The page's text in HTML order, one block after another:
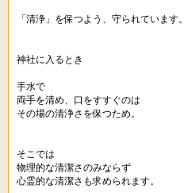
「清浄」を保つよう、守られています。
神社に入るとき
手水で
両手を清め、口をすすぐのは
その場の清浄さを保つため。
そこでは
物理的な清潔さのみならず
心霊的な清潔さも求められます。